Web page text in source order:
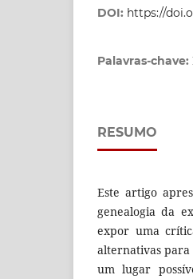
DOI: https://
Palavras-chave:
RESUMO
Este artigo
genealogia da
expor uma
alternativas para
um lugar